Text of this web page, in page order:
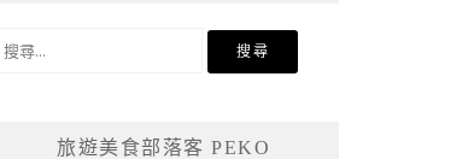
旅遊美食部落客 PEKO